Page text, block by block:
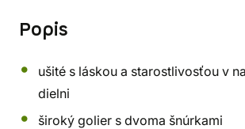
Popis
ušité s láskou a starostlivosťou v
dielni
široký golier s dvoma šnúrkami